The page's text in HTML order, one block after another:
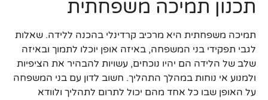
תכנון תמיכה משפחתית
תמיכה משפחתית היא מרכיב קרדינלי בהכנה ללידה. שאלות
לגבי תפקידי בני המשפחה, באיזה אופן יוכלו לתמוך ובאיזה
שלב של הלידה הם יהיו נוכחים, עשויות להבהיר את הציפיות
ולמנוע אי נוחות במהלך התהליך. חשוב לדון עם בני המשפחה
על האופן שבו כל אחד מהם יכול לתרום לתהליך ולוודא